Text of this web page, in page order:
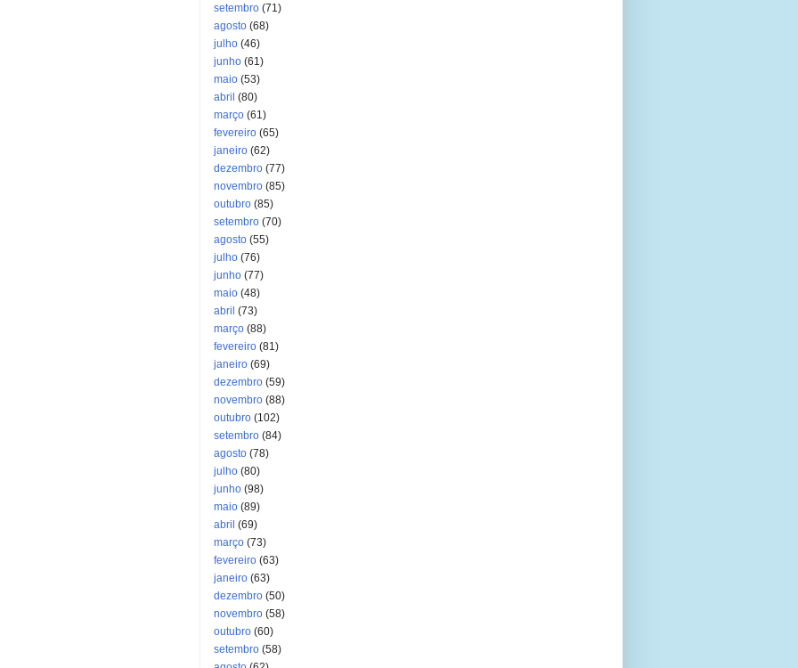
setembro (71)
agosto (68)
julho (46)
junho (61)
maio (53)
abril (80)
março (61)
fevereiro (65)
janeiro (62)
dezembro (77)
novembro (85)
outubro (85)
setembro (70)
agosto (55)
julho (76)
junho (77)
maio (48)
abril (73)
março (88)
fevereiro (81)
janeiro (69)
dezembro (59)
novembro (88)
outubro (102)
setembro (84)
agosto (78)
julho (80)
junho (98)
maio (89)
abril (69)
março (73)
fevereiro (63)
janeiro (63)
dezembro (50)
novembro (58)
outubro (60)
setembro (58)